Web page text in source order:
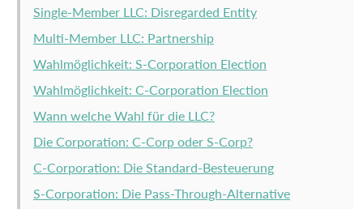
Single-Member LLC: Disregarded Entity
Multi-Member LLC: Partnership
Wahlmöglichkeit: S-Corporation Election
Wahlmöglichkeit: C-Corporation Election
Wann welche Wahl für die LLC?
Die Corporation: C-Corp oder S-Corp?
C-Corporation: Die Standard-Besteuerung
S-Corporation: Die Pass-Through-Alternative